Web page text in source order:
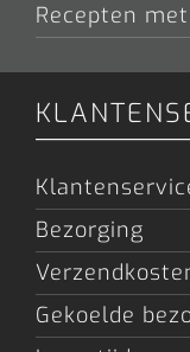
Recepten
Bezorging
Gekoelde